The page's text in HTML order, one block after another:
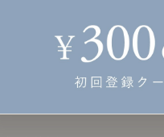
や
目惚れし、
した。